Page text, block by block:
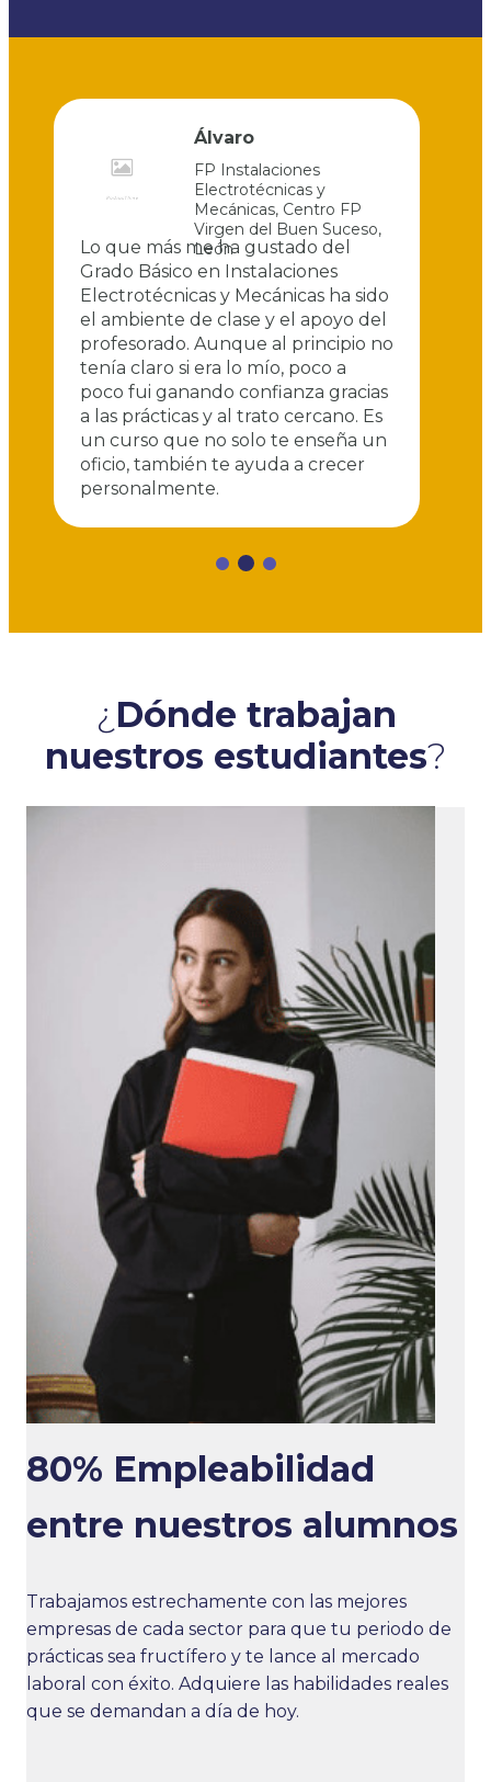
Álvaro
FP Instalaciones
Electrotécnicas y
Mecánicas, Centro FP
Virgen del Buen Suceso,
León
Lo que más meha gustado del
Grado Básico en Instalaciones
Electrotécnicas y Mecánicas ha sido
el ambiente de clase y el apoyo del
profesorado. Aunque al principio no
tenía claro si era lo mío, poco a
poco fui ganando confianza gracias
a las prácticas y al trato cercano. Es
un curso que no solo te enseña un
oficio, también te ayuda a crecer
personalmente.
¿ Dónde trabajan
nuestros estudiantes?
80% Empleabilidad
entre nuestros alumnos
Trabajamos estrechamente con las mejores
empresas de cada sector para que tu periodo de
prácticas sea fructífero y te lance al mercado
laboral con éxito. Adquiere las habilidades reales
que se demandan a día de hoy.